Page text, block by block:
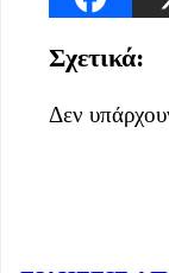
Σχετικά:
Δεν